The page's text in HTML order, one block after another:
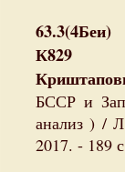
63.3(4Беи)
К829
БССР и
анализ ) /
2017. - 189